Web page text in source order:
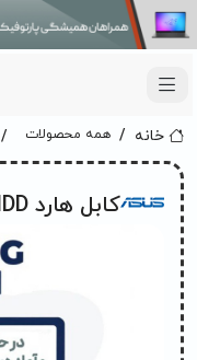
خانه همه محصولات
کابل هارد HDD لپ تاپ ایسوس K513